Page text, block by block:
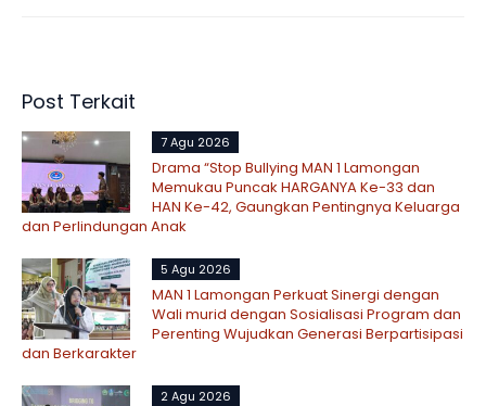
Post Terkait
7 Agu 2026
Drama “Stop Bullying MAN 1 Lamongan
Memukau Puncak HARGANYA Ke-33 dan
HAN Ke-42, Gaungkan Pentingnya Keluarga
dan Perlindungan Anak
5 Agu 2026
MAN 1 Lamongan Perkuat Sinergi dengan
Wali murid dengan Sosialisasi Program dan
Perenting Wujudkan Generasi Berpartisipasi
dan Berkarakter
2 Agu 2026